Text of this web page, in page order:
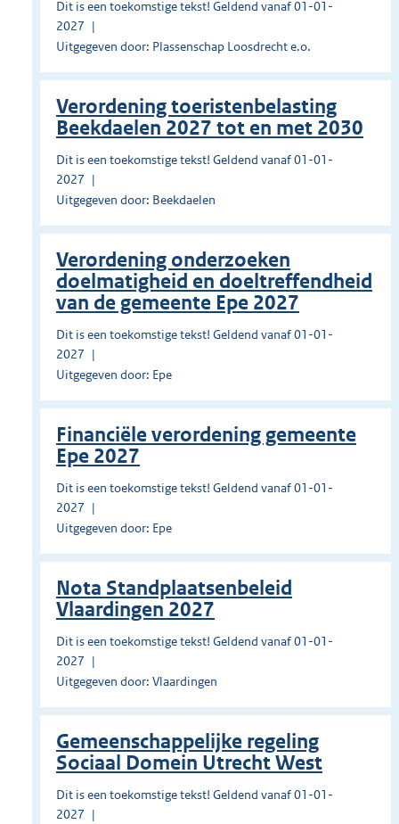
Dit is een toekomstige tekst! Geldend vanaf 01-01-
2027
Uitgegeven door: Plassenschap Loosdrecht e.o.
Verordening toeristenbelasting
Beekdaelen 2027 tot en met 2030
Dit is een toekomstige tekst! Geldend vanaf 01-01-
2027
Uitgegeven door: Beekdaelen
Verordening onderzoeken
doelmatigheid en doeltreffendheid
van de gemeente Epe 2027
Dit is een toekomstige tekst! Geldend vanaf 01-01-
2027
Uitgegeven door: Epe
Financiële verordening gemeente
Epe 2027
Dit is een toekomstige tekst! Geldend vanaf 01-01-
2027
Uitgegeven door: Epe
Nota Standplaatsenbeleid
Vlaardingen 2027
Dit is een toekomstige tekst! Geldend vanaf 01-01-
2027
Uitgegeven door: Vlaardingen
Gemeenschappelijke regeling
Sociaal Domein Utrecht West
Dit is een toekomstige tekst! Geldend vanaf 01-01-
2027